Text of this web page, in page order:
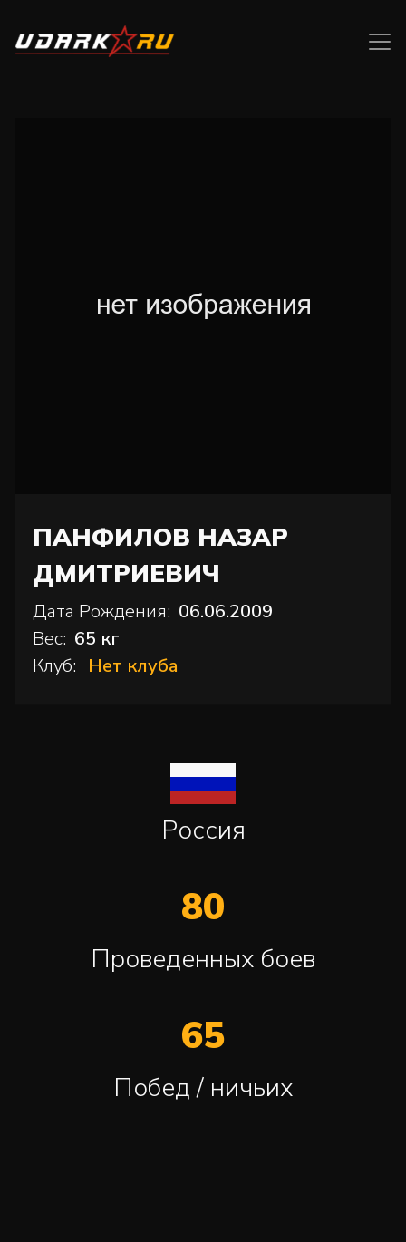
ПАНФИЛОВ НАЗАР
ДМИТРИЕВИЧ
Дата Рождения: 06.06.2009
Вес: 65 кг
Клуб: Нет клуба
Россия
80
Проведенных боев
65
Побед / ничьих